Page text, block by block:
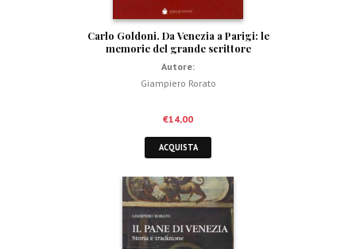
Carlo Goldoni. Da Venezia a Parigi: le
memorie del grande scrittore
Autore:
Giampiero Rorato
€14,00
ACQUISTA